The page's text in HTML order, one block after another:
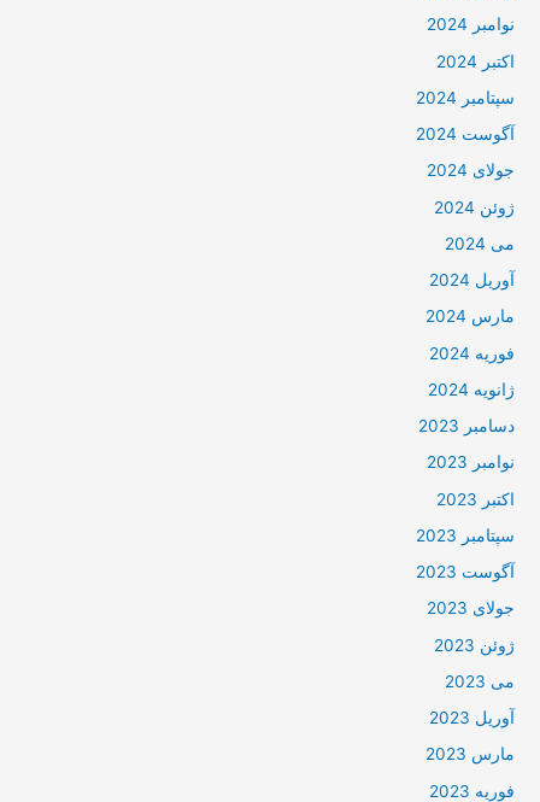
نوامبر 2024
اکتبر 2024
سپتامبر 2024
آگوست 2024
جولای 2024
ژوئن 2024
می 2024
آوریل 2024
مارس 2024
فوریه 2024
ژانویه 2024
دسامبر 2023
نوامبر 2023
اکتبر 2023
سپتامبر 2023
آگوست 2023
جولای 2023
ژوئن 2023
می 2023
آوریل 2023
مارس 2023
فوریه 2023